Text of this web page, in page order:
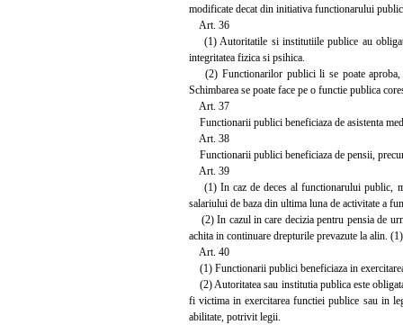
modificate decat din initiativa functionarului
Art. 36
(1) Autoritatile si institutiile publice au
integritatea fizica si psihica.
(2) Functionarilor publici li se poate aproba,
Schimbarea se poate face pe o functie publica
Art. 37
Functionarii publici beneficiaza de asistenta
Art. 38
Functionarii publici beneficiaza de pensii,
Art. 39
(1) In caz de deces al functionarului public,
salariului de baza din ultima luna de activitate a
(2) In cazul in care decizia pentru pensia de
achita in continuare drepturile prevazute la alin.
Art. 40
(1) Functionarii publici beneficiaza in
(2) Autoritatea sau institutia publica este
fi victima in exercitarea functiei publice sau in
abilitate, potrivit legii.